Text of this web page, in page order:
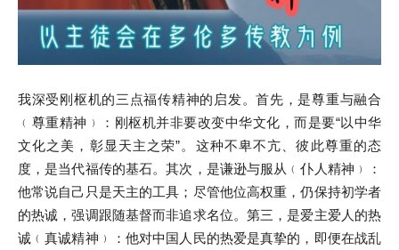
我深受刚枢机的三点福传精神的启发。首先，是尊重与融合
﹙尊重精神﹚：刚枢机并非要改变中华文化，而是要“以中华
文化之美，彰显天主之荣”。这种不卑不亢、彼此尊重的态
度，是当代福传的基石。其次，是谦逊与服从﹙仆人精神﹚：
他常说自己只是天主的工具；尽管他位高权重，仍保持初学者
的热诚，强调跟随基督而非追求名位。第三，是爱主爱人的热
诚﹙真诚精神﹚：他对中国人民的热爱是真挚的，即便在战乱